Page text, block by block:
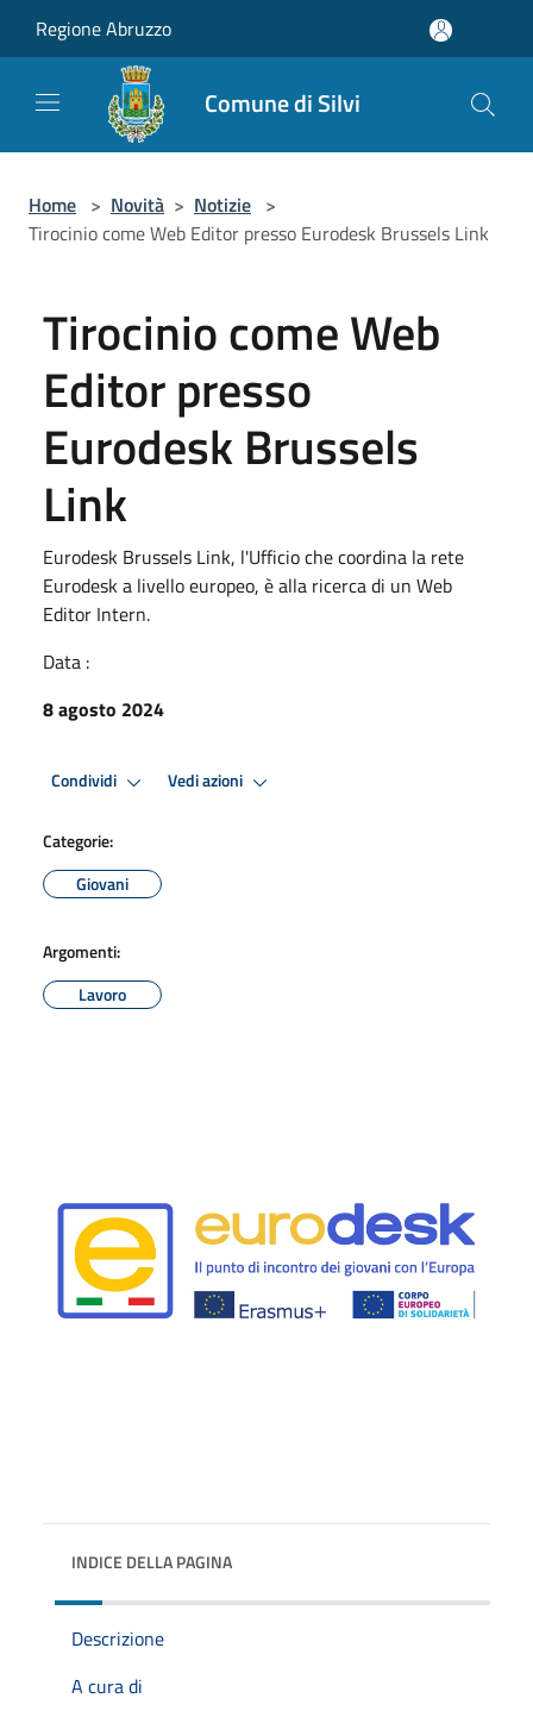
Regione Abruzzo
Comune di Silvi
Home > Novità > Notizie >
Tirocinio come Web Editor presso Eurodesk Brussels Link
Tirocinio come Web
Editor presso
Eurodesk Brussels
Link
Eurodesk Brussels Link, l'Ufficio che coordina la rete
Eurodesk a livello europeo, è alla ricerca di un Web
Editor Intern.
Data :
8 agosto 2024
Condividi Vedi azioni
Categorie:
Giovani
Argomenti:
Lavoro
INDICE DELLA PAGINA
Descrizione
A cura di